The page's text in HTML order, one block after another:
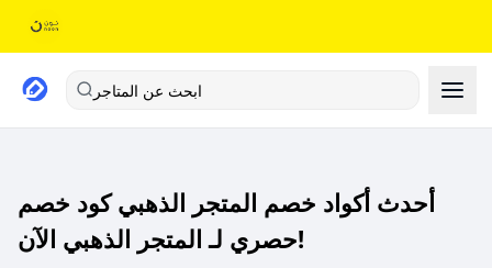
ابحث عن المتاجر
أحدث أكواد خصم المتجر الذهبي كود خصم
حصري لـ المتجر الذهبي الآن!